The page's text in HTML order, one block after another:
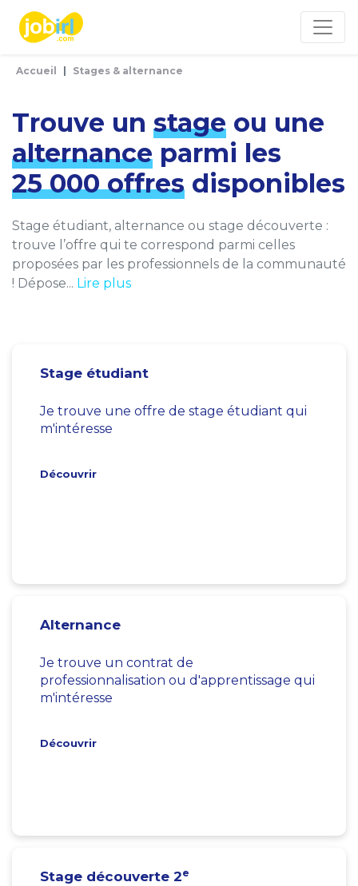
Accueil Stages & alternance
Trouve un stage ou une
alternance parmi les
25 000 offres disponibles
Stage étudiant, alternance ou stage découverte :
trouve l’offre qui te correspond parmi celles
proposées par les professionnels de la communauté
! Dépose... Lire plus
Stage étudiant
Je trouve une offre de stage étudiant qui
m'intéresse
Découvrir
Alternance
Je trouve un contrat de
professionnalisation ou d'apprentissage qui
m'intéresse
Découvrir
Stage découverte 2e
Panneau de gestion des cookies